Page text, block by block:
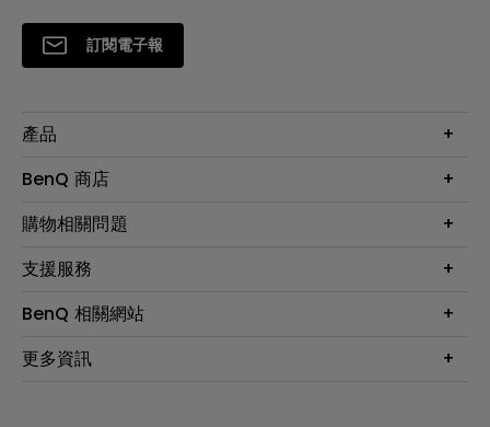
訂閱電子報
產品
大型液晶
投影機
智慧照明
專業拍物視訊鏡頭
BenQ 商店
最新產品與活動
尋找銷售據點
會員綁定LINE教學
購物相關問題
第一次購物就上手
延長保固購買
贈品兌換網站首頁
支援服務
服務公告
保固條例
BenQ 相關網站
專業商用解決方案
更多資訊